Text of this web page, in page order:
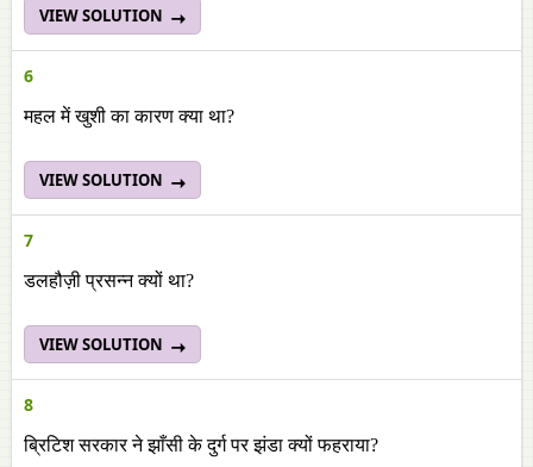
VIEW SOLUTION
6
महल में खुशी का कारण क्या था?
VIEW SOLUTION
7
डलहौज़ी प्रसन्न क्यों था?
VIEW SOLUTION
8
ब्रिटिश सरकार ने झाँसी के दुर्ग पर झंडा क्यों फहराया?